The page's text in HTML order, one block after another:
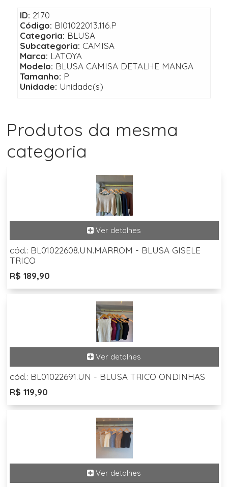
ID: 2170
Código: Bl01022013.116.P
Categoria: BLUSA
Subcategoria: CAMISA
Marca: LATOYA
Modelo: BLUSA CAMISA DETALHE MANGA
Tamanho: P
Unidade: Unidade(s)
Produtos da mesma
categoria
cód.: BL01022608.UN.MARROM - BLUSA GISELE
TRICO
R$ 189,90
cód.: BL01022691.UN - BLUSA TRICO ONDINHAS
R$ 119,90